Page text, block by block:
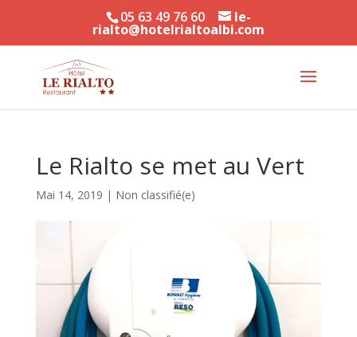
05 63 49 76 60 le-
rialto@hotelrialtoalbi.com
Le Rialto se met au Vert
Mai 14, 2019 | Non classifié(e)